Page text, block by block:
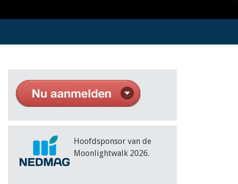
Hoofdsponsor van de
Moonlightwalk 2026.